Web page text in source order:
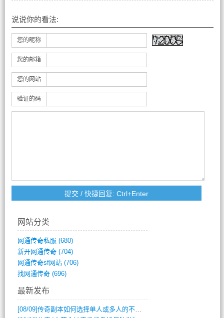
说说你的看法:
您的昵称
您的邮箱
您的网站
验证的码
网站分类
网通传奇私服 (680)
新开网通传奇(704)
网通传奇sf网站(706)
找网通传奇(696)
最新发布
[08/09]传奇副本如何选择单人或多人的不同模式？